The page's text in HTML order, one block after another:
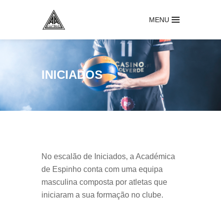
MENU
INICIADOS
No escalão de Iniciados, a Académica
de Espinho conta com uma equipa
masculina composta por atletas que
iniciaram a sua formação no clube.